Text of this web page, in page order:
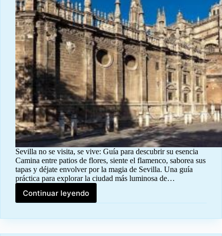
Sevilla no se visita, se vive: Guía para descubrir su esencia
Camina entre patios de flores, siente el flamenco, saborea sus
tapas y déjate envolver por la magia de Sevilla. Una guía
práctica para explorar la ciudad más luminosa de…
Continuar leyendo
Sevilla:
Guía
completa